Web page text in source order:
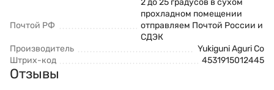
2 до 25 градусов в сухом
прохладном помещении
Почтой РФ
отправляем Почтой России и
СДЭК
Производитель
Yukiguni Aguri Co
Штрих-код
4531915012445
Отзывы